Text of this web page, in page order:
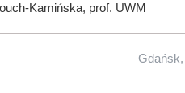
Kamińska, prof. UWM
Gdańsk,